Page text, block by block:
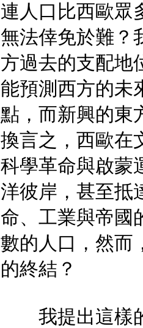
連人口比西歐眾
無法倖免於難？
方過去的支配地
能預測西方的未
點，而新興的東
換言之，西歐在
科學革命與啟蒙
洋彼岸，甚至抵
命、工業與帝國
數的人口，然而
的終結？
我提出這樣的